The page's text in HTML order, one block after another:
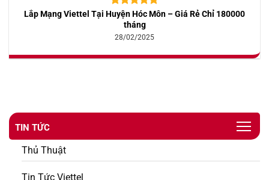
TIN TỨC
Thủ Thuật
Tin Tức Viettel
5.00trên 5
dựa trên
10
đánh giá
Lắp Mạng Viettel Tại Huyện Hóc Môn – Giá Rẻ Chỉ 180000
tháng
28/02/2025